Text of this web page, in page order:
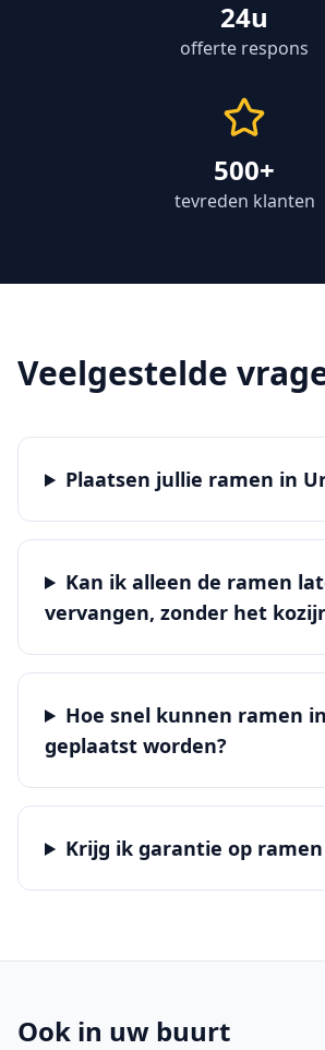
24u
offerte respons
500+
tevreden klanten
Veelgestelde
Plaatsen jullie ramen in
Kan ik alleen de ramen
vervangen, zonder het
Hoe snel kunnen ramen
geplaatst worden?
Krijg ik garantie op
Ook in uw buurt